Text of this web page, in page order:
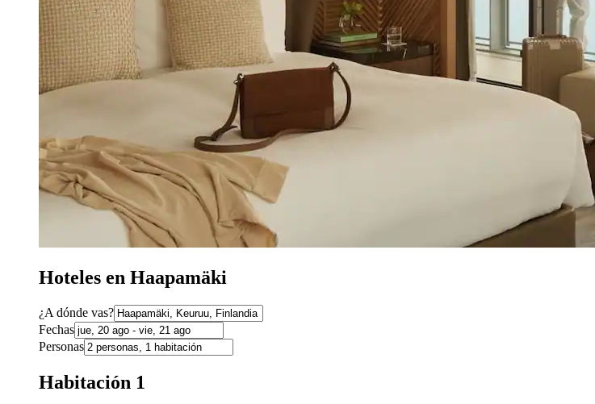
Hoteles en Haapamäki
¿A dónde vas?
Fechas
Personas
Habitación 1